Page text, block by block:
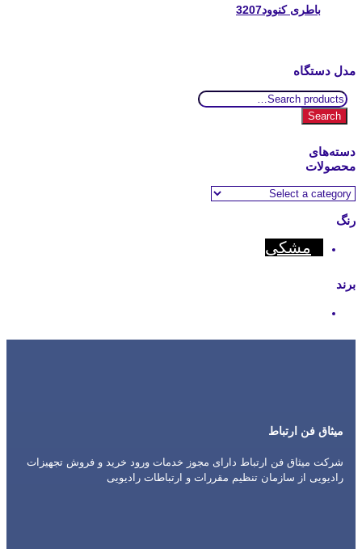
باطری کنوود3207
مدل دستگاه
Search
for:
Search
دسته‌های
محصولات
رنگ
مشکی
برند
میثاق فن ارتباط
شرکت میثاق فن ارتباط دارای مجوز خدمات ورود خرید و فروش تجهیزات
رادیویی از سازمان تنظیم مقررات و ارتباطات رادیویی